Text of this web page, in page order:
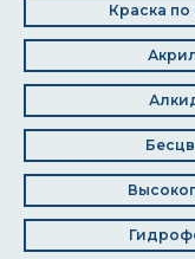
Краска